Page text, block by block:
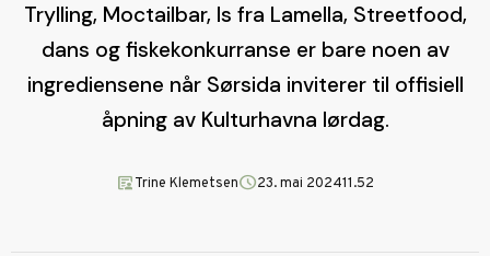
Trylling, Moctailbar, Is fra Lamella, Streetfood,
dans og fiskekonkurranse er bare noen av
ingrediensene når Sørsida inviterer til offisiell
åpning av Kulturhavna lørdag.
article_personTrine Klemetsenschedule23. mai 202411.52